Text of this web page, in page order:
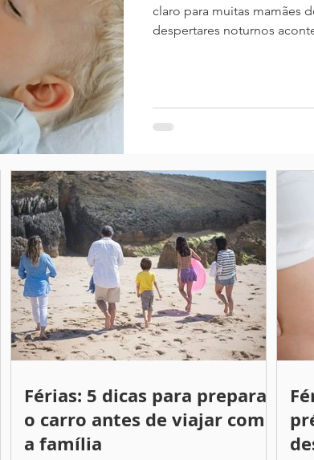
claro para muitas mamães
despertares noturnos
Férias: 5 dicas para preparar
o carro antes de viajar com
a família